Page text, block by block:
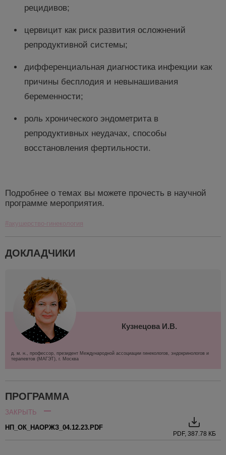
рецидивов;
цервицит как риск развития осложнений
репродуктивной системы;
дифференциальная диагностика инфекции как
причины бесплодия и невынашивания
беременности;
роль хронического эндометрита в
репродуктивных неудачах, способы
восстановления фертильности.
Подробнее о темах вы можете прочесть в научной
программе мероприятия.
#акушерство-гинекология
ДОКЛАДЧИКИ
Кузнецова И.В.
д. м. н., профессор, президент Международной ассоциации гинекологов, эндокринологов и
терапевтов (МАГЭТ), г. Москва
ПРОГРАММА
ЗАКРЫТЬ
НП_ОК_НАОРЖЗ_04.12.23.PDF
PDF, 387.78 КБ